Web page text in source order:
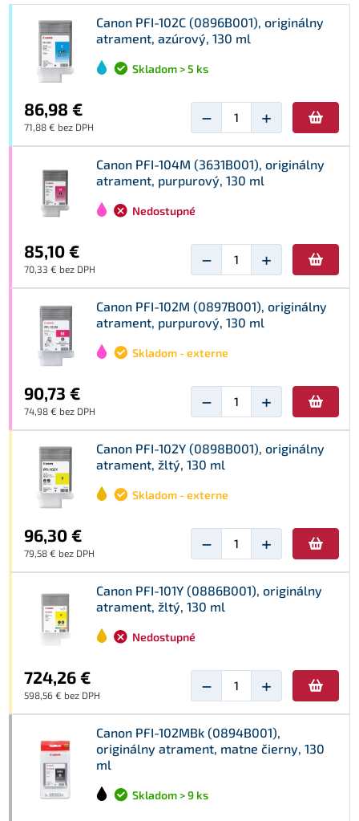
Canon PFI-102C (0896B001), originálny
atrament, azúrový, 130 ml
Skladom > 5 ks
86,98 €
71,88 € bez DPH − +
Canon PFI-104M (3631B001), originálny
atrament, purpurový, 130 ml
Nedostupné
85,10 €
70,33 € bez DPH − +
Canon PFI-102M (0897B001), originálny
atrament, purpurový, 130 ml
Skladom - externe
90,73 €
74,98 € bez DPH − +
Canon PFI-102Y (0898B001), originálny
atrament, žltý, 130 ml
Skladom - externe
96,30 €
79,58 € bez DPH − +
Canon PFI-101Y (0886B001), originálny
atrament, žltý, 130 ml
Nedostupné
724,26 €
598,56 € bez DPH − +
Canon PFI-102MBk (0894B001),
originálny atrament, matne čierny, 130
ml
Skladom > 9 ks